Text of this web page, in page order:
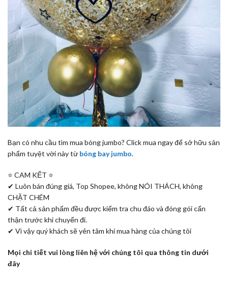
Bạn có nhu cầu tìm mua bóng jumbo? Click mua ngay để sở hữu sản
phẩm tuyệt vời này từ bóng bay jumbo.
⭐️ CAM KẾT ⭐️
✔ Luôn bán đúng giá, Top Shopee, không NÓI THÁCH, không
CHẶT CHÉM
✔ Tất cả sản phẩm đều được kiểm tra chu đáo và đóng gói cẩn
thận trước khi chuyển đi.
✔ Vì vậy quý khách sẽ yên tâm khi mua hàng của chúng tôi
Mọi chi tiết vui lòng liên hệ với chúng tôi qua thông tin dưới
đây